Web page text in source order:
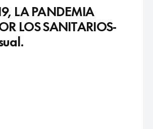
LA PANDEMIA
LOS SANITARIOS-